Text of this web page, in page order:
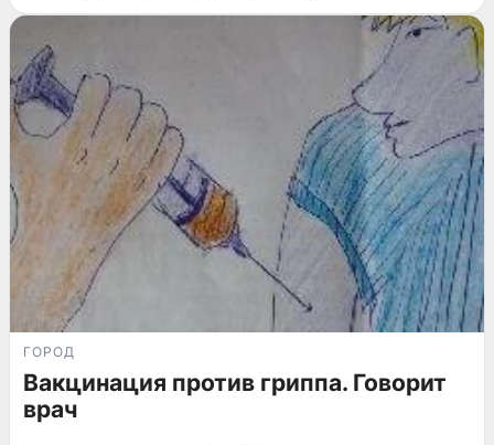
ГОРОД
Вакцинация против гриппа. Говорит
врач